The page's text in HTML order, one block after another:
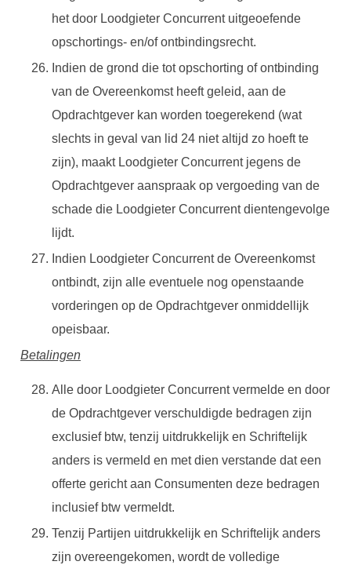
het door Loodgieter Concurrent uitgeoefende
opschortings- en/of ontbindingsrecht.
Indien de grond die tot opschorting of ontbinding
van de Overeenkomst heeft geleid, aan de
Opdrachtgever kan worden toegerekend (wat
slechts in geval van lid 24 niet altijd zo hoeft te
zijn), maakt Loodgieter Concurrent jegens de
Opdrachtgever aanspraak op vergoeding van de
schade die Loodgieter Concurrent dientengevolge
lijdt.
Indien Loodgieter Concurrent de Overeenkomst
ontbindt, zijn alle eventuele nog openstaande
vorderingen op de Opdrachtgever onmiddellijk
opeisbaar.
Betalingen
Alle door Loodgieter Concurrent vermelde en door
de Opdrachtgever verschuldigde bedragen zijn
exclusief btw, tenzij uitdrukkelijk en Schriftelijk
anders is vermeld en met dien verstande dat een
offerte gericht aan Consumenten deze bedragen
inclusief btw vermeldt.
Tenzij Partijen uitdrukkelijk en Schriftelijk anders
zijn overeengekomen, wordt de volledige